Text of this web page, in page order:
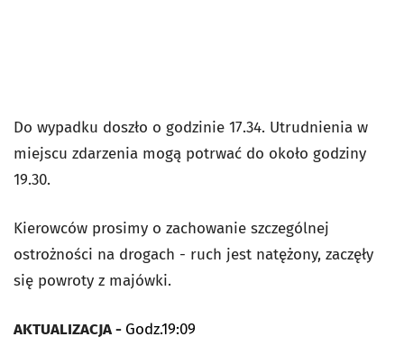
Do wypadku doszło o godzinie 17.34. Utrudnienia w
miejscu zdarzenia mogą potrwać do około godziny
19.30.
Kierowców prosimy o zachowanie szczególnej
ostrożności na drogach - ruch jest natężony, zaczęły
się powroty z majówki.
AKTUALIZACJA - Godz.19:09